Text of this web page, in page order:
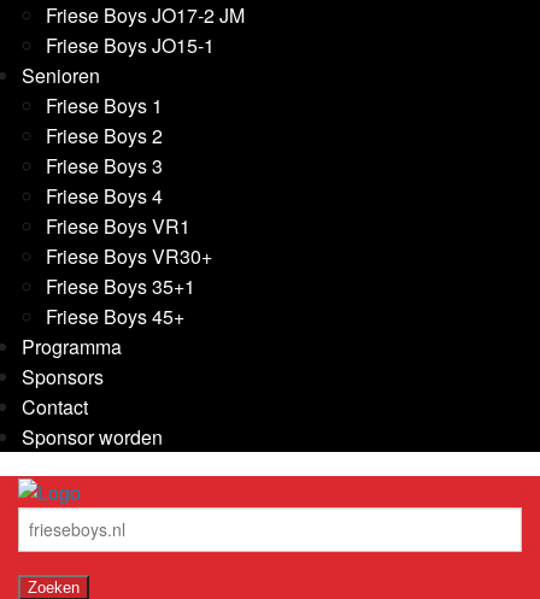
Friese Boys JO17-2 JM
Friese Boys JO15-1
Senioren
Friese Boys 1
Friese Boys 2
Friese Boys 3
Friese Boys 4
Friese Boys VR1
Friese Boys VR30+
Friese Boys 35+1
Friese Boys 45+
Programma
Sponsors
Contact
Sponsor worden